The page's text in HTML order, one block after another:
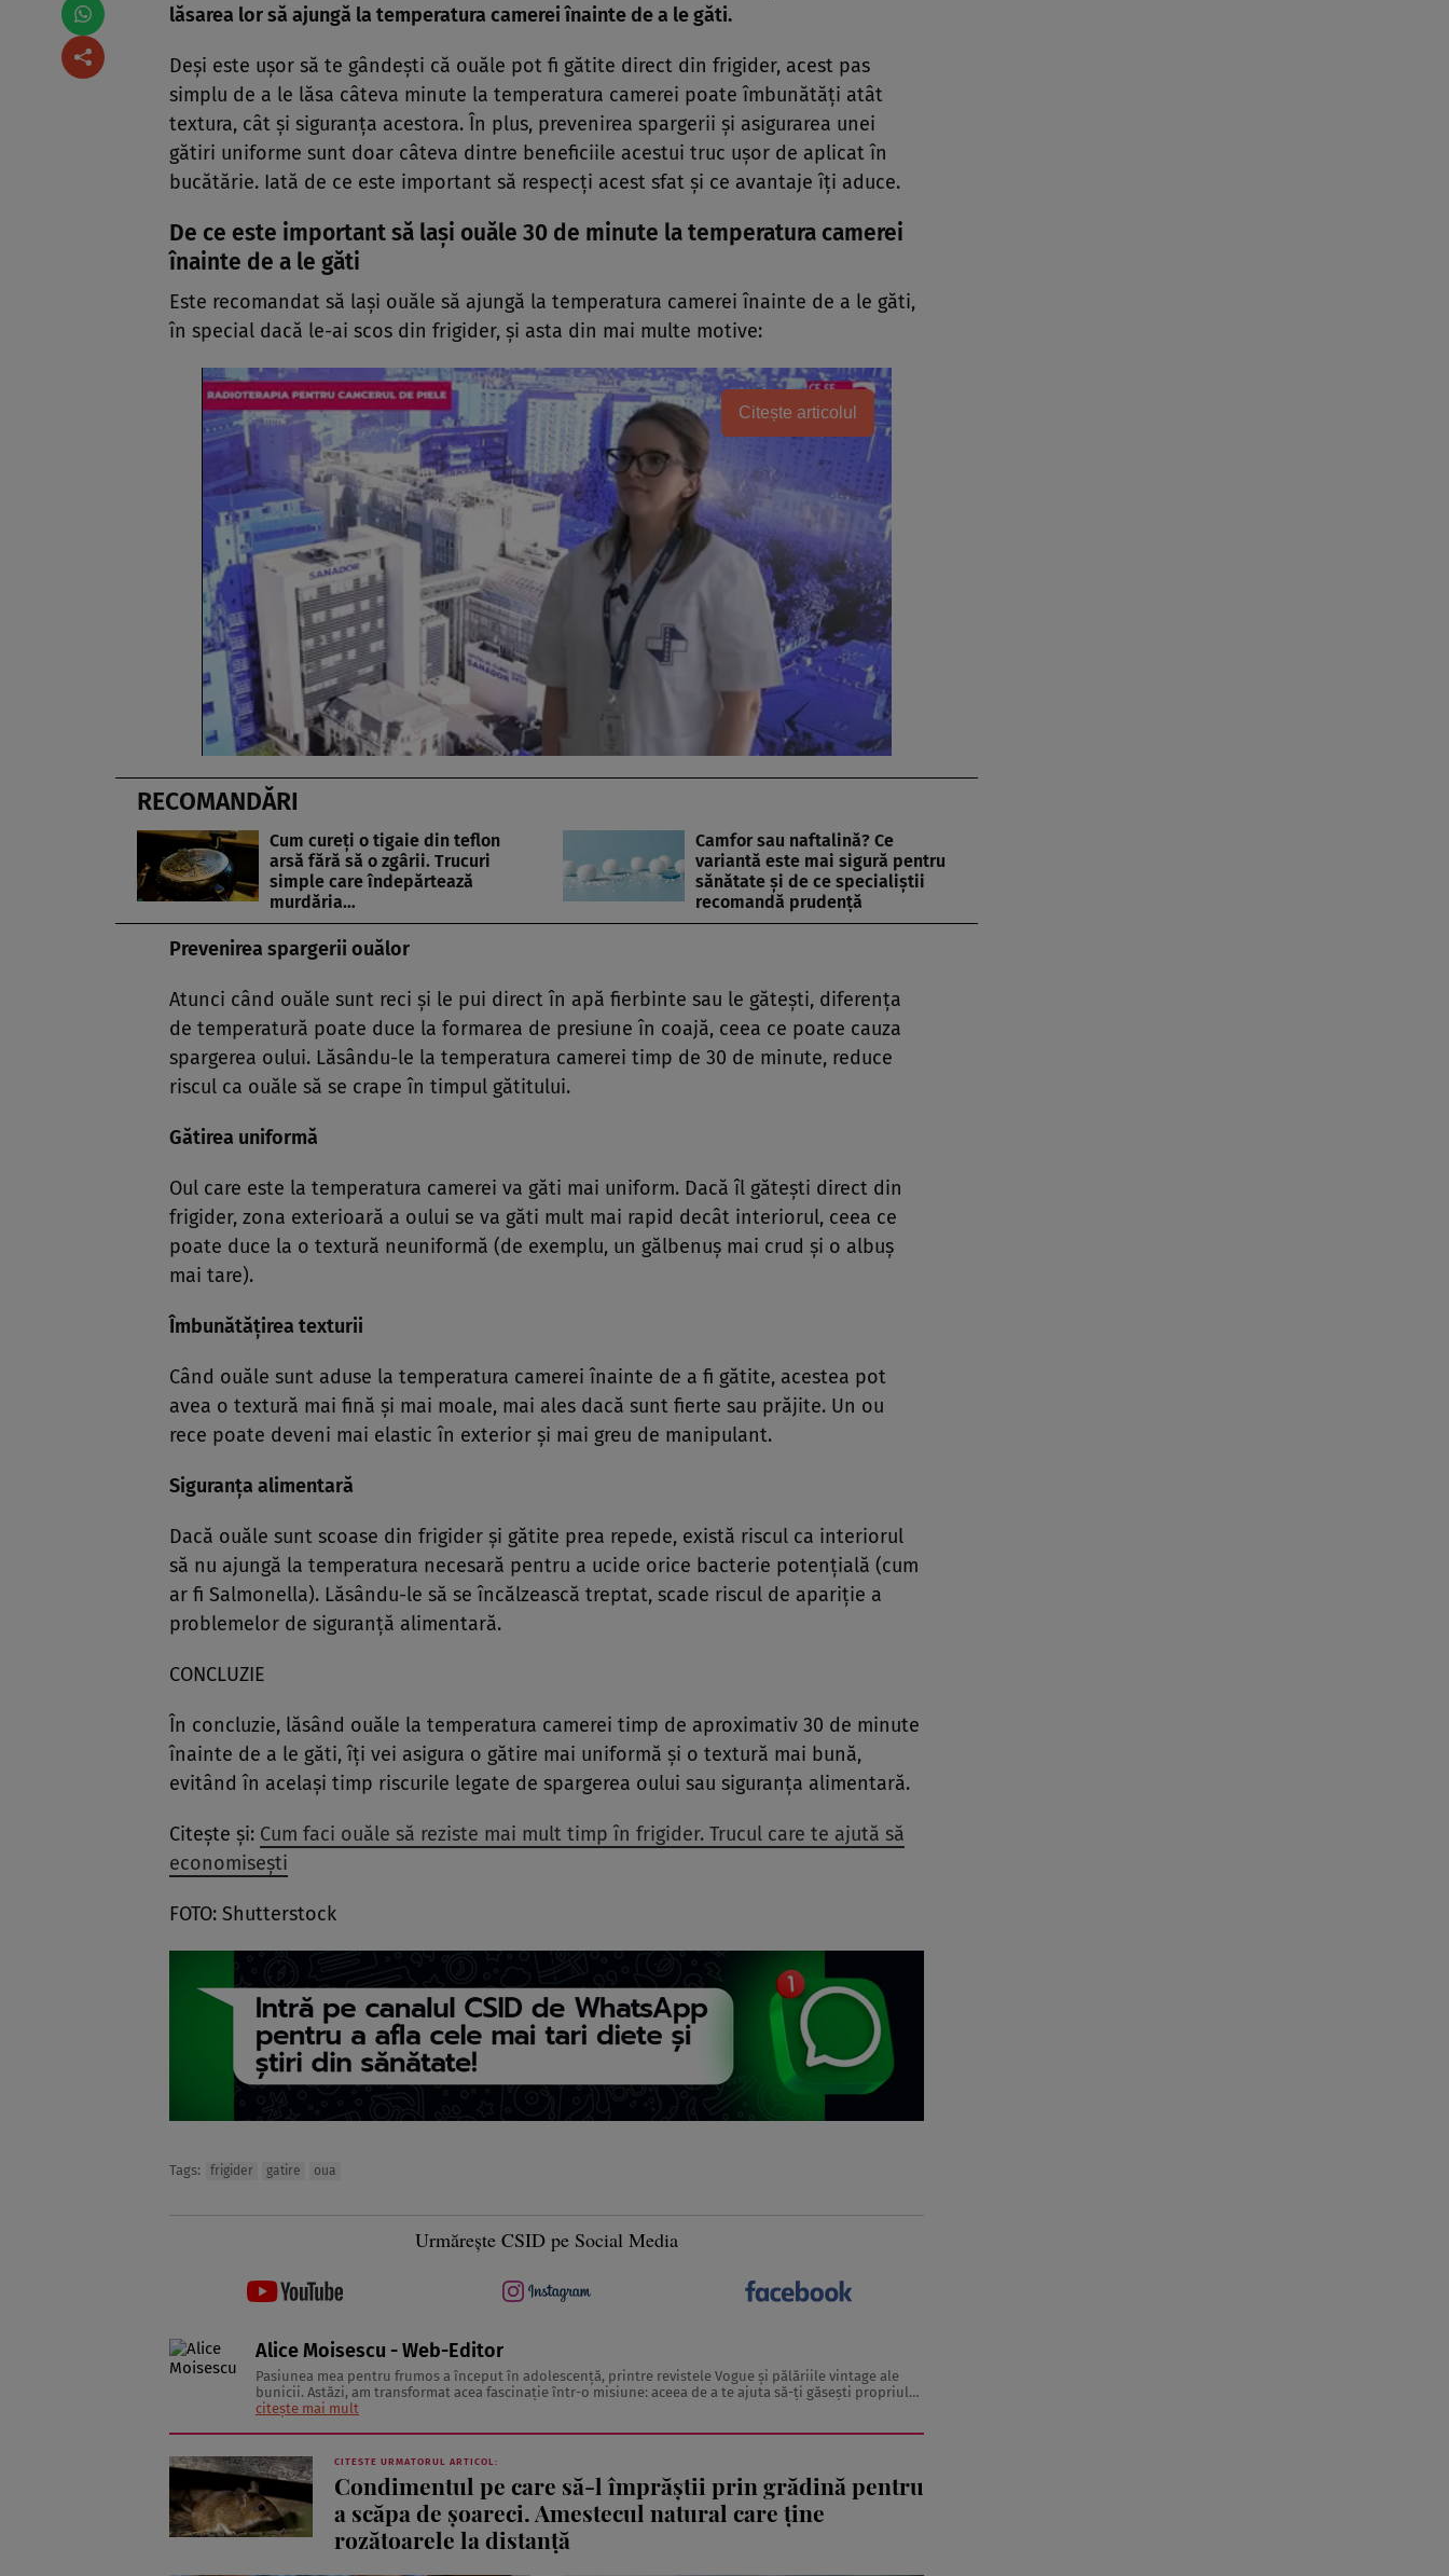
lăsarea lor să ajungă la temperatura camerei înainte de a le găti.
Deși este ușor să te gândești că ouăle pot fi gătite direct din frigider, acest pas
simplu de a le lăsa câteva minute la temperatura camerei poate îmbunătăți atât
textura, cât și siguranța acestora. În plus, prevenirea spargerii și asigurarea unei
gătiri uniforme sunt doar câteva dintre beneficiile acestui truc ușor de aplicat în
bucătărie. Iată de ce este important să respecți acest sfat și ce avantaje îți aduce.
De ce este important să lași ouăle 30 de minute la temperatura camerei
înainte de a le găti
Este recomandat să lași ouăle să ajungă la temperatura camerei înainte de a le găti,
în special dacă le-ai scos din frigider, și asta din mai multe motive:
Citește articolul
RECOMANDĂRI
Cum cureți o tigaie din teflon
arsă fără să o zgârii. Trucuri
simple care îndepărtează
murdăria…
Camfor sau naftalină? Ce
variantă este mai sigură pentru
sănătate și de ce specialiștii
recomandă prudență
Prevenirea spargerii ouălor
Atunci când ouăle sunt reci și le pui direct în apă fierbinte sau le gătești, diferența
de temperatură poate duce la formarea de presiune în coajă, ceea ce poate cauza
spargerea oului. Lăsându-le la temperatura camerei timp de 30 de minute, reduce
riscul ca ouăle să se crape în timpul gătitului.
Gătirea uniformă
Oul care este la temperatura camerei va găti mai uniform. Dacă îl gătești direct din
frigider, zona exterioară a oului se va găti mult mai rapid decât interiorul, ceea ce
poate duce la o textură neuniformă (de exemplu, un gălbenuș mai crud și o albuș
mai tare).
Îmbunătățirea texturii
Când ouăle sunt aduse la temperatura camerei înainte de a fi gătite, acestea pot
avea o textură mai fină și mai moale, mai ales dacă sunt fierte sau prăjite. Un ou
rece poate deveni mai elastic în exterior și mai greu de manipulant.
Siguranța alimentară
Dacă ouăle sunt scoase din frigider și gătite prea repede, există riscul ca interiorul
să nu ajungă la temperatura necesară pentru a ucide orice bacterie potențială (cum
ar fi Salmonella). Lăsându-le să se încălzească treptat, scade riscul de apariție a
problemelor de siguranță alimentară.
CONCLUZIE
În concluzie, lăsând ouăle la temperatura camerei timp de aproximativ 30 de minute
înainte de a le găti, îți vei asigura o gătire mai uniformă și o textură mai bună,
evitând în același timp riscurile legate de spargerea oului sau siguranța alimentară.
Citește și: Cum faci ouăle să reziste mai mult timp în frigider. Trucul care te ajută să
economisești
FOTO: Shutterstock
Tags: frigider gatire oua
Urmărește CSID pe Social Media
Alice Moisescu - Web-Editor
Pasiunea mea pentru frumos a început în adolescență, printre revistele Vogue și pălăriile vintage ale
bunicii. Astăzi, am transformat acea fascinație într-o misiune: aceea de a te ajuta să-ți găsești propriul
citește mai mult
CITESTE URMATORUL ARTICOL:
Condimentul pe care să-l împrăștii prin grădină pentru
a scăpa de șoareci. Amestecul natural care ține
rozătoarele la distanță